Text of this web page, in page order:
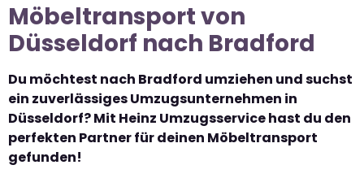
Möbeltransport von
Düsseldorf nach Bradford
Du möchtest nach Bradford umziehen und suchst
ein zuverlässiges Umzugsunternehmen in
Düsseldorf? Mit Heinz Umzugsservice hast du den
perfekten Partner für deinen Möbeltransport
gefunden!